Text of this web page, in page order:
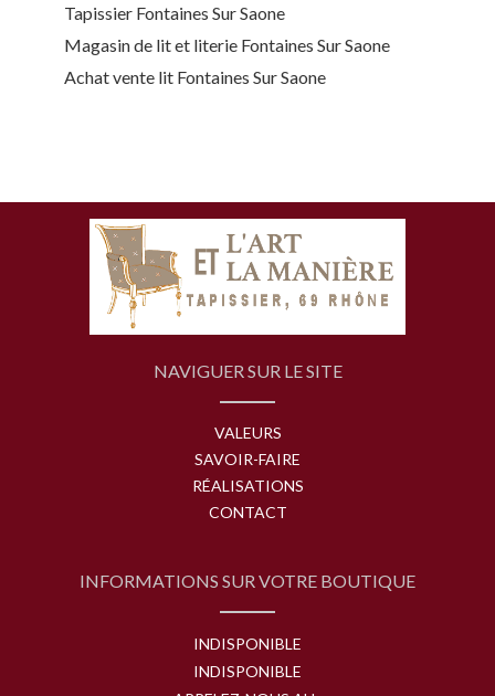
Tapissier Fontaines Sur Saone
Magasin de lit et literie Fontaines Sur Saone
Achat vente lit Fontaines Sur Saone
NAVIGUER SUR LE SITE
VALEURS
SAVOIR-FAIRE
RÉALISATIONS
CONTACT
INFORMATIONS SUR VOTRE BOUTIQUE
INDISPONIBLE
INDISPONIBLE